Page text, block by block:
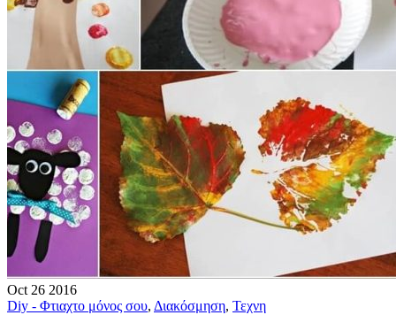
Oct 26 2016
Diy - Φτιαχτο μόνος σου, Διακόσμηση, Τεχνη